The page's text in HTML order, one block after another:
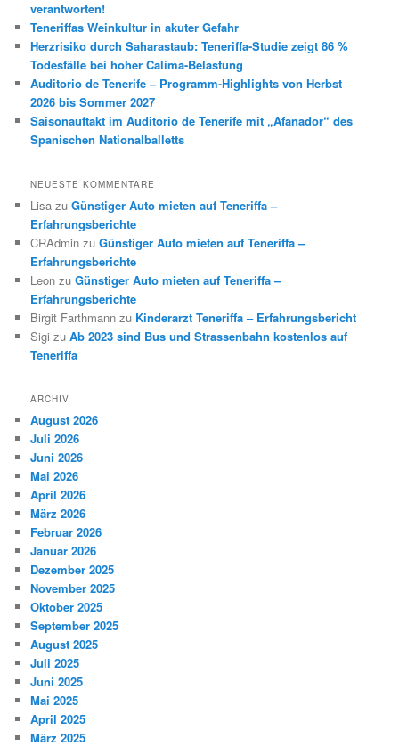
verantworten!
Teneriffas Weinkultur in akuter Gefahr
Herzrisiko durch Saharastaub: Teneriffa-Studie zeigt 86 %
Todesfälle bei hoher Calima-Belastung
Auditorio de Tenerife – Programm-Highlights von Herbst
2026 bis Sommer 2027
Saisonauftakt im Auditorio de Tenerife mit „Afanador“ des
Spanischen Nationalballetts
NEUESTE KOMMENTARE
Lisa zuGünstiger Auto mieten auf Teneriffa –
Erfahrungsberichte
CRAdmin zuGünstiger Auto mieten auf Teneriffa –
Erfahrungsberichte
Leon zuGünstiger Auto mieten auf Teneriffa –
Erfahrungsberichte
Birgit Farthmann zu Kinderarzt Teneriffa – Erfahrungsbericht
Sigi zuAb 2023 sind Bus und Strassenbahn kostenlos auf
Teneriffa
ARCHIV
August 2026
Juli 2026
Juni 2026
Mai 2026
April 2026
März 2026
Februar 2026
Januar 2026
Dezember 2025
November 2025
Oktober 2025
September 2025
August 2025
Juli 2025
Juni 2025
Mai 2025
April 2025
März 2025